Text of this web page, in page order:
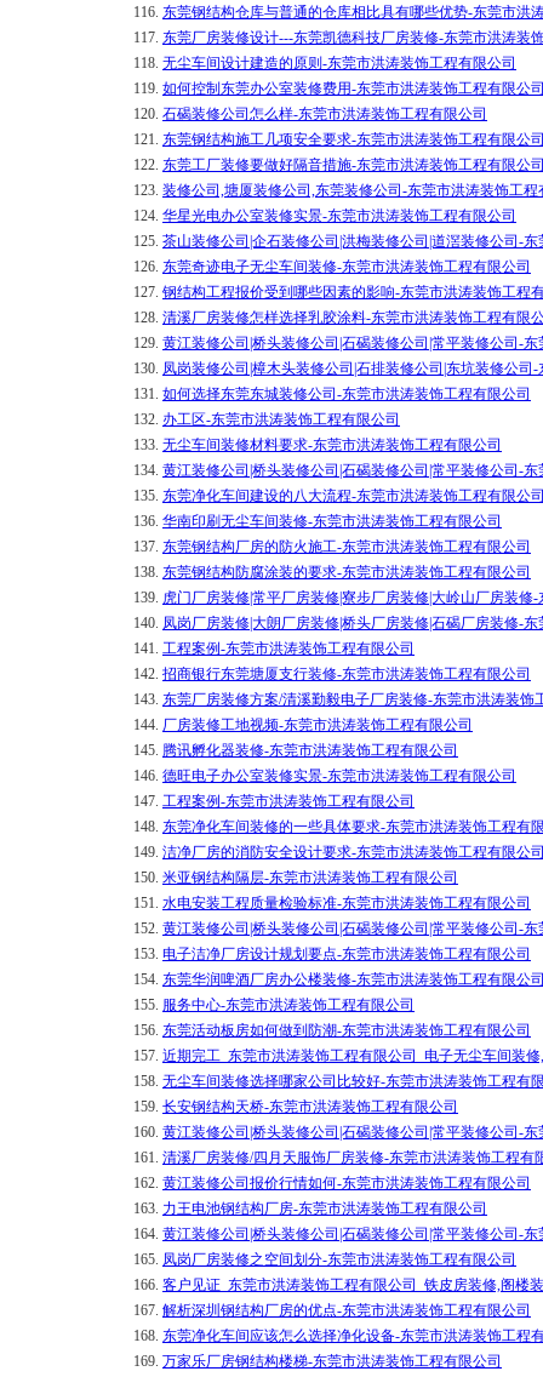
116. 东莞钢结构仓库与普通的仓库相比具有哪些优势-东莞市洪
117. 东莞厂房装修设计---东莞凯德科技厂房装修-东莞市洪涛装
118. 无尘车间设计建造的原则-东莞市洪涛装饰工程有限公司
119. 如何控制东莞办公室装修费用-东莞市洪涛装饰工程有限公
120. 石碣装修公司怎么样-东莞市洪涛装饰工程有限公司
121. 东莞钢结构施工几项安全要求-东莞市洪涛装饰工程有限公
122. 东莞工厂装修要做好隔音措施-东莞市洪涛装饰工程有限公
123. 装修公司,塘厦装修公司,东莞装修公司-东莞市洪涛装饰工程
124. 华星光电办公室装修实景-东莞市洪涛装饰工程有限公司
125. 茶山装修公司|企石装修公司|洪梅装修公司|道滘装修公司-
126. 东莞奇迹电子无尘车间装修-东莞市洪涛装饰工程有限公司
127. 钢结构工程报价受到哪些因素的影响-东莞市洪涛装饰工程
128. 清溪厂房装修怎样选择乳胶涂料-东莞市洪涛装饰工程有限
129. 黄江装修公司|桥头装修公司|石碣装修公司|常平装修公司-
130. 凤岗装修公司|樟木头装修公司|石排装修公司|东坑装修公司
131. 如何选择东莞东城装修公司-东莞市洪涛装饰工程有限公司
132. 办工区-东莞市洪涛装饰工程有限公司
133. 无尘车间装修材料要求-东莞市洪涛装饰工程有限公司
134. 黄江装修公司|桥头装修公司|石碣装修公司|常平装修公司-
135. 东莞净化车间建设的八大流程-东莞市洪涛装饰工程有限公
136. 华南印刷无尘车间装修-东莞市洪涛装饰工程有限公司
137. 东莞钢结构厂房的防火施工-东莞市洪涛装饰工程有限公司
138. 东莞钢结构防腐涂装的要求-东莞市洪涛装饰工程有限公司
139. 虎门厂房装修|常平厂房装修|寮步厂房装修|大岭山厂房装修
140. 凤岗厂房装修|大朗厂房装修|桥头厂房装修|石碣厂房装修-
141. 工程案例-东莞市洪涛装饰工程有限公司
142. 招商银行东莞塘厦支行装修-东莞市洪涛装饰工程有限公司
143. 东莞厂房装修方案/清溪勤毅电子厂房装修-东莞市洪涛装饰
144. 厂房装修工地视频-东莞市洪涛装饰工程有限公司
145. 腾讯孵化器装修-东莞市洪涛装饰工程有限公司
146. 德旺电子办公室装修实景-东莞市洪涛装饰工程有限公司
147. 工程案例-东莞市洪涛装饰工程有限公司
148. 东莞净化车间装修的一些具体要求-东莞市洪涛装饰工程有
149. 洁净厂房的消防安全设计要求-东莞市洪涛装饰工程有限公
150. 米亚钢结构隔层-东莞市洪涛装饰工程有限公司
151. 水电安装工程质量检验标准-东莞市洪涛装饰工程有限公司
152. 黄江装修公司|桥头装修公司|石碣装修公司|常平装修公司-
153. 电子洁净厂房设计规划要点-东莞市洪涛装饰工程有限公司
154. 东莞华润啤酒厂房办公楼装修-东莞市洪涛装饰工程有限公
155. 服务中心-东莞市洪涛装饰工程有限公司
156. 东莞活动板房如何做到防潮-东莞市洪涛装饰工程有限公司
157. 近期完工_东莞市洪涛装饰工程有限公司_电子无尘车间装
158. 无尘车间装修选择哪家公司比较好-东莞市洪涛装饰工程有
159. 长安钢结构天桥-东莞市洪涛装饰工程有限公司
160. 黄江装修公司|桥头装修公司|石碣装修公司|常平装修公司-
161. 清溪厂房装修/四月天服饰厂房装修-东莞市洪涛装饰工程有
162. 黄江装修公司报价行情如何-东莞市洪涛装饰工程有限公司
163. 力王电池钢结构厂房-东莞市洪涛装饰工程有限公司
164. 黄江装修公司|桥头装修公司|石碣装修公司|常平装修公司-
165. 凤岗厂房装修之空间划分-东莞市洪涛装饰工程有限公司
166. 客户见证_东莞市洪涛装饰工程有限公司_铁皮房装修,阁楼
167. 解析深圳钢结构厂房的优点-东莞市洪涛装饰工程有限公司
168. 东莞净化车间应该怎么选择净化设备-东莞市洪涛装饰工程
169. 万家乐厂房钢结构楼梯-东莞市洪涛装饰工程有限公司